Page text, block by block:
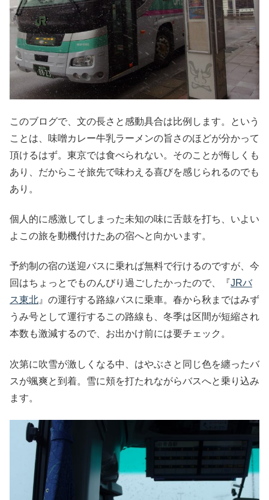
このブログで、文の長さと感動具合は比例します。という
ことは、味噌カレー牛乳ラーメンの旨さのほどが分かって
頂けるはず。東京では食べられない。そのことが悔しくも
あり、だからこそ旅先で味わえる喜びを感じられるのでも
あり。
個人的に感激してしまった未知の味に舌鼓を打ち、いよい
よこの旅を動機付けたあの宿へと向かいます。
予約制の宿の送迎バスに乗れば無料で行けるのですが、今
回はちょっとでものんびり過ごしたかったので、『 JRバ
ス東北』の運行する路線バスに乗車。春から秋まではみず
うみ号として運行するこの路線も、冬季は区間が短縮され
本数も激減するので、お出かけ前には要チェック。
次第に吹雪が激しくなる中、はやぶさと同じ色を纏ったバ
スが颯爽と到着。雪に頬を打たれながらバスへと乗り込み
ます。